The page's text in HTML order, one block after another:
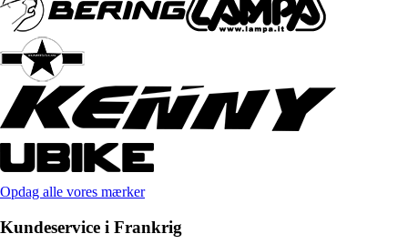
Opdag alle vores mærker
Kundeservice i Frankrig